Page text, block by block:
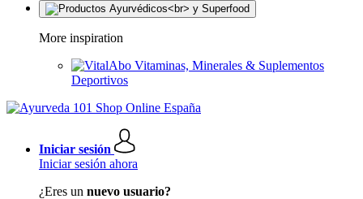
More inspiration
Vitaminas, Minerales & Suplementos
Deportivos
Iniciar sesión
Iniciar sesión ahora
¿Eres un nuevo usuario?